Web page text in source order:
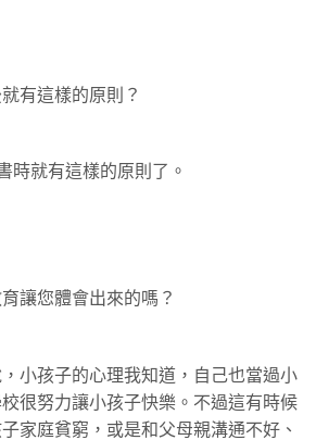
這樣的原則？
就有這樣的原則了。
您體會出來的嗎？
孩子的心理我知道，自己也當過小
很努力讓小孩子快樂。不過這有時候
家庭貧窮，或是和父母親溝通不好、